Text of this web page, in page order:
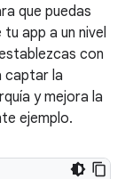
que puedas
app a un nivel
con
captar la
y mejora la
ejemplo.